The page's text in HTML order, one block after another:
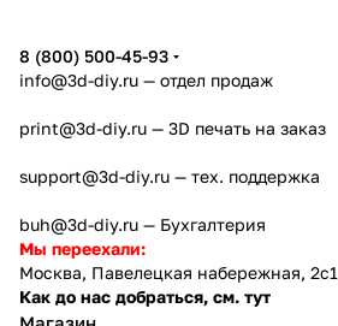
8 (800) 500-45-93
info@3d-diy.ru — отдел продаж
print@3d-diy.ru — 3D печать на заказ
support@3d-diy.ru — тех. поддержка
buh@3d-diy.ru — Бухгалтерия
Мы переехали:
Москва, Павелецкая набережная, 2с1
Как до нас добраться, см. тут